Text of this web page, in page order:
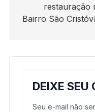
restauração
Bairro São
DEIXE SEU
Seu e-mail não